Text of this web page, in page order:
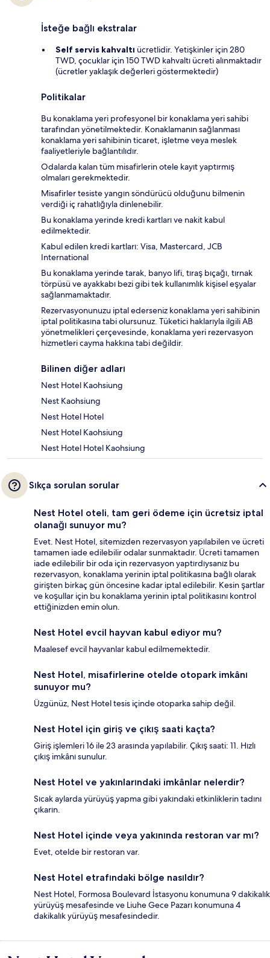
İsteğe bağlı ekstralar
Self servis kahvaltı ücretlidir. Yetişkinler için 280
TWD, çocuklar için 150 TWD kahvaltı ücreti alınmaktadır
(ücretler yaklaşık değerleri göstermektedir)
Politikalar
Bu konaklama yeri profesyonel bir konaklama yeri sahibi
tarafından yönetilmektedir. Konaklamanın sağlanması
konaklama yeri sahibinin ticaret, işletme veya meslek
faaliyetleriyle bağlantılıdır.
Odalarda kalan tüm misafirlerin otele kayıt yaptırmış
olmaları gerekmektedir.
Misafirler tesiste yangın söndürücü olduğunu bilmenin
verdiği iç rahatlığıyla dinlenebilir.
Bu konaklama yerinde kredi kartları ve nakit kabul
edilmektedir.
Kabul edilen kredi kartları: Visa, Mastercard, JCB
International
Bu konaklama yerinde tarak, banyo lifi, tıraş bıçağı, tırnak
törpüsü ve ayakkabı bezi gibi tek kullanımlık kişisel eşyalar
sağlanmamaktadır.
Rezervasyonunuzu iptal ederseniz konaklama yeri sahibinin
iptal politikasına tabi olursunuz. Tüketici haklarıyla ilgili AB
yönetmelikleri çerçevesinde, konaklama yeri rezervasyon
hizmetleri cayma hakkına tabi değildir.
Bilinen diğer adları
Nest Hotel Kaohsiung
Nest Kaohsiung
Nest Hotel Hotel
Nest Hotel Kaohsiung
Nest Hotel Hotel Kaohsiung
Sıkça sorulan sorular
Nest Hotel oteli, tam geri ödeme için ücretsiz iptal
olanağı sunuyor mu?
Evet. Nest Hotel, sitemizden rezervasyon yapılabilen ve ücreti
tamamen iade edilebilir odalar sunmaktadır. Ücreti tamamen
iade edilebilir bir oda için rezervasyon yaptırdıysanız bu
rezervasyon, konaklama yerinin iptal politikasına bağlı olarak
girişten birkaç gün öncesine kadar iptal edilebilir. Kesin şartlar
ve koşullar için bu konaklama yerinin iptal politikasını kontrol
ettiğinizden emin olun.
Nest Hotel evcil hayvan kabul ediyor mu?
Maalesef evcil hayvanlar kabul edilmemektedir.
Nest Hotel, misafirlerine otelde otopark imkânı
sunuyor mu?
Üzgünüz, Nest Hotel tesis içinde otoparka sahip değil.
Nest Hotel için giriş ve çıkış saati kaçta?
Giriş işlemleri 16 ile 23 arasında yapılabilir. Çıkış saati: 11. Hızlı
çıkış imkânı sunulur.
Nest Hotel ve yakınlarındaki imkânlar nelerdir?
Sıcak aylarda yürüyüş yapma gibi yakındaki etkinliklerin tadını
çıkarın.
Nest Hotel içinde veya yakınında restoran var mı?
Evet, otelde bir restoran var.
Nest Hotel etrafındaki bölge nasıldır?
Nest Hotel, Formosa Boulevard İstasyonu konumuna 9 dakikalık
yürüyüş mesafesinde ve Liuhe Gece Pazarı konumuna 4
dakikalık yürüyüş mesafesindedir.